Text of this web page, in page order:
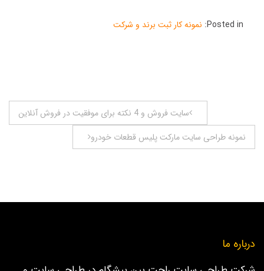
Posted in: نمونه کار ثبت برند و شرکت
نوشته
سایت فروش و 4 نکته برای موفقیت در فروش آنلاین
نمونه طراحی سایت مارکت پلیس قطعات خودرو
درباره ما